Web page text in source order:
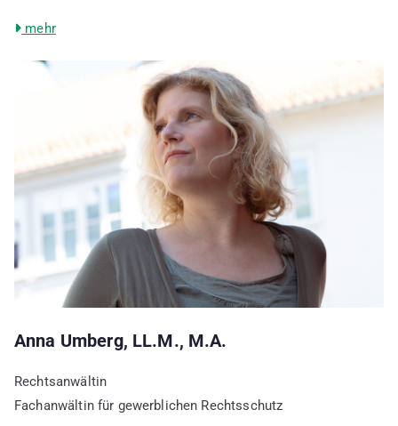
mehr
Anna Umberg, LL.M., M.A.
Rechtsanwältin
Fachanwältin für gewerblichen Rechtsschutz